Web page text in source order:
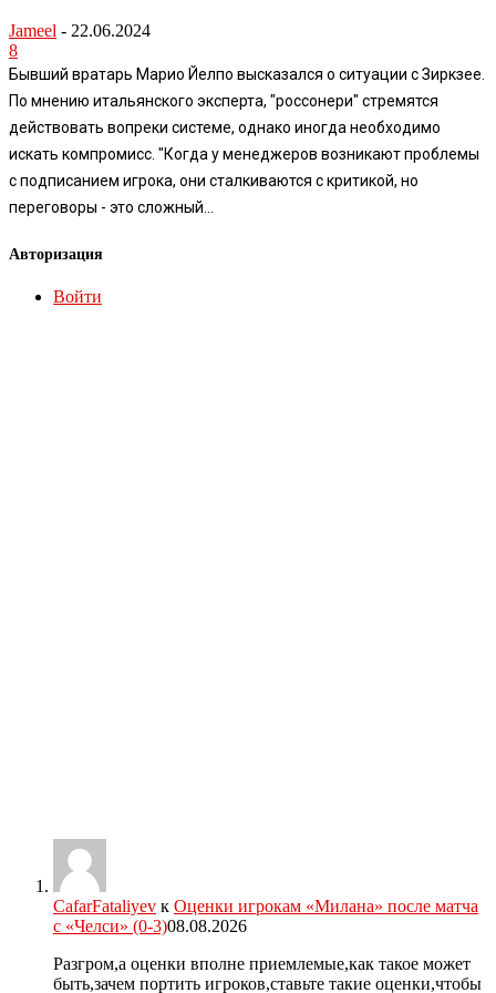
Jameel - 22.06.2024
8
Бывший вратарь Марио Йелпо высказался о ситуации с Зиркзее.
По мнению итальянского эксперта, "россонери" стремятся
действовать вопреки системе, однако иногда необходимо
искать компромисс. "Когда у менеджеров возникают проблемы
с подписанием игрока, они сталкиваются с критикой, но
переговоры - это сложный...
Авторизация
Войти
CafarFataliyev к Оценки игрокам «Милана» после матча
с «Челси» (0-3)08.08.2026
Разгром,а оценки вполне приемлемые,как такое может
быть,зачем портить игроков,ставьте такие оценки,чтобы